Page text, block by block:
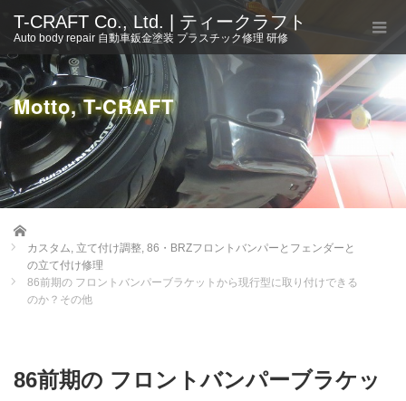
T-CRAFT Co., Ltd. | ティークラフト
Auto body repair 自動車鈑金塗装 プラスチック修理 研修
Motto, T-CRAFT
Home
カスタム, 立て付け調整, 86・BRZフロントバンパーとフェンダーと
の立て付け修理
86前期の フロントバンパーブラケットから現行型に取り付けできる
のか？その他
86前期の フロントバンパーブラケッ